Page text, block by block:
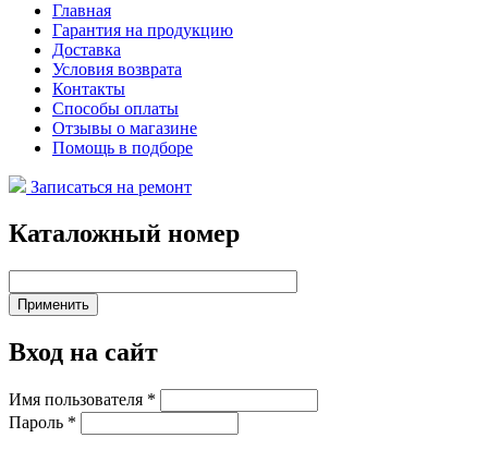
Главная
Гарантия на продукцию
Доставка
Условия возврата
Контакты
Способы оплаты
Отзывы о магазине
Помощь в подборе
Записаться на ремонт
Каталожный номер
Вход на сайт
Имя пользователя *
Пароль *